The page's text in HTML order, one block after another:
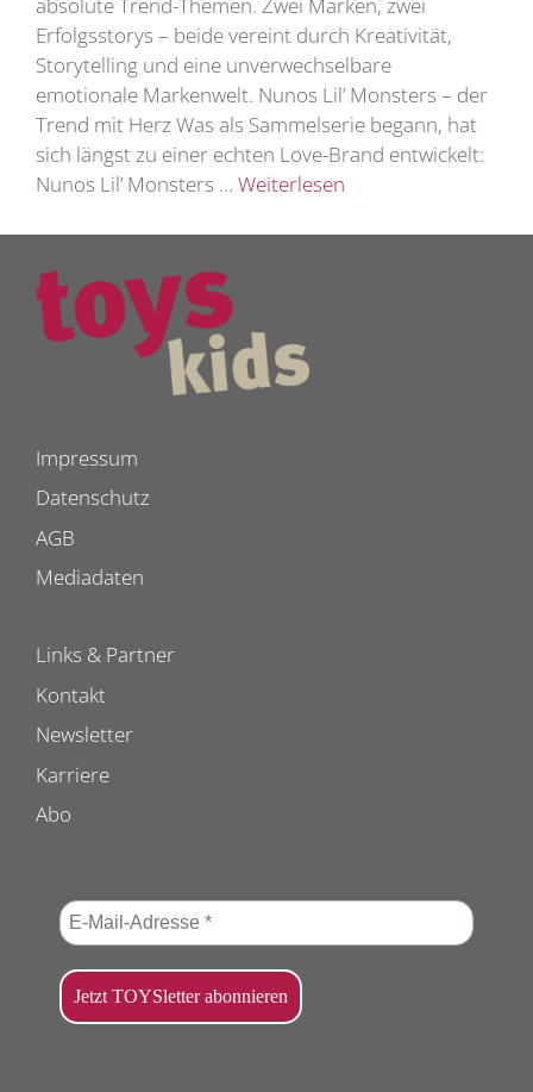
Erfolgsstorys – beide vereint durch Kreativität,
Storytelling und eine unverwechselbare
emotionale Markenwelt. Nunos Lil’ Monsters – der
Trend mit Herz Was als Sammelserie begann, hat
sich längst zu einer echten Love-Brand entwickelt:
Nunos Lil’ Monsters … Weiterlesen
Impressum
Datenschutz
AGB
Mediadaten
Links & Partner
Kontakt
Newsletter
Karriere
Abo